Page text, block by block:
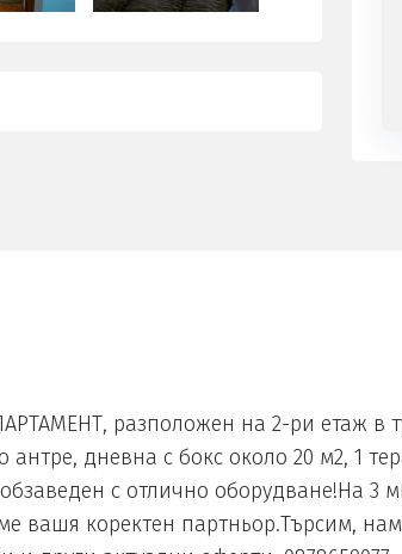
разположен на 2-ри етаж в
дневна с бокс около 20 м2, 1
с отлично оборудване!На 3
коректен партньор.Търсим,